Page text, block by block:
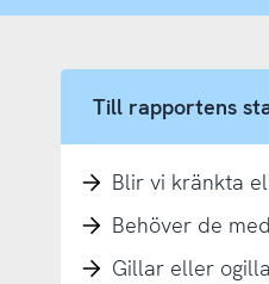
Till rapportens
Blir vi kränkta
Behöver de
Gillar eller